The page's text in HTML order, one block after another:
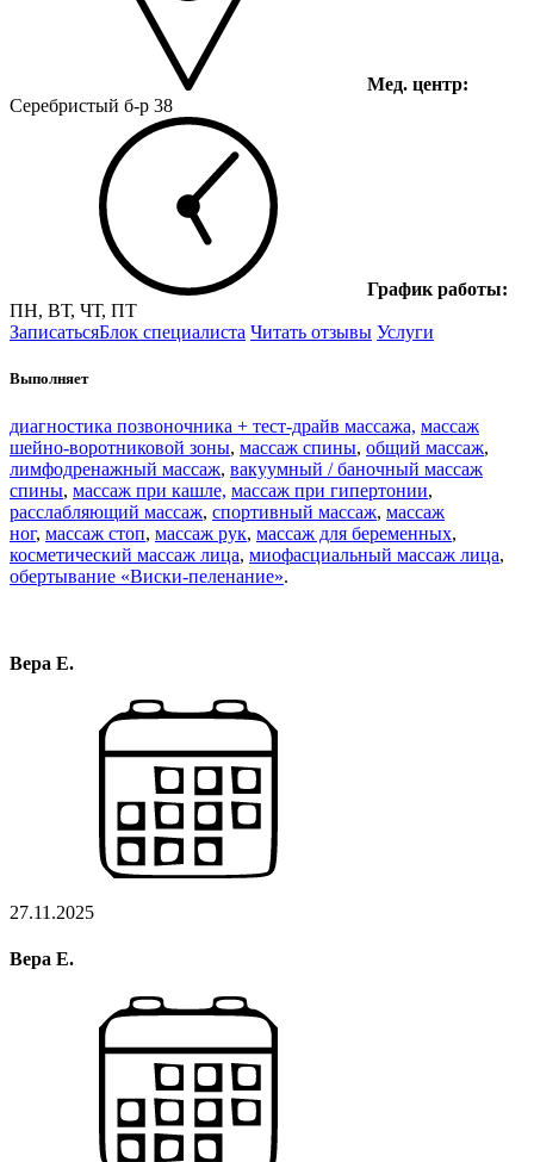
Мед. центр:
Серебристый б-р 38
График работы:
ПН, ВТ, ЧТ, ПТ
ЗаписатьсяБлок специалиста Читать отзывы Услуги
Выполняет
диагностика позвоночника + тест-драйв массажа, массаж
шейно-воротниковой зоны, массаж спины, общий массаж,
лимфодренажный массаж, вакуумный / баночный массаж
спины, массаж при кашле, массаж при гипертонии,
расслабляющий массаж, спортивный массаж, массаж
ног, массаж стоп, массаж рук, массаж для беременных,
косметический массаж лица, миофасциальный массаж лица,
обертывание «Виски-пеленание».
Вера Е.
27.11.2025
Вера Е.